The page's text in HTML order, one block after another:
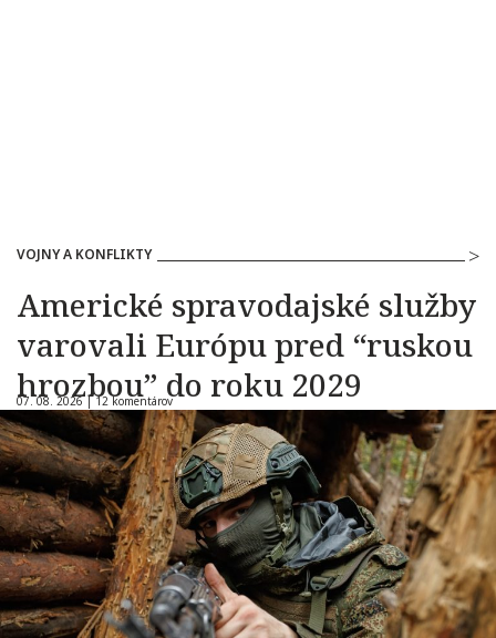
VOJNY A KONFLIKTY
Americké spravodajské služby
varovali Európu pred “ruskou
hrozbou” do roku 2029
07. 08. 2026 |12 komentárov